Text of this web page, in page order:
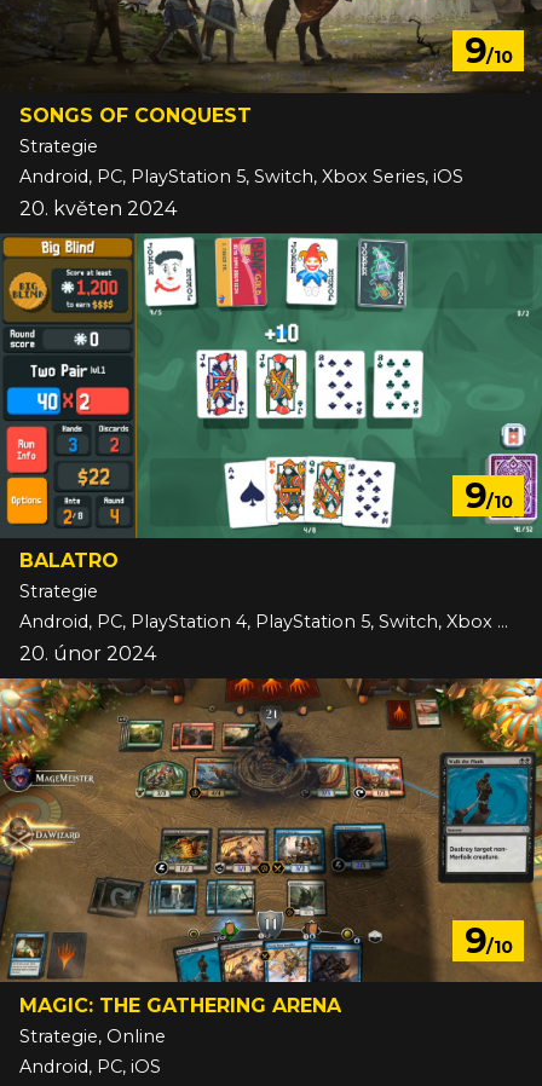
9/10
SONGS OF CONQUEST
Strategie
Android, PC, PlayStation 5, Switch, Xbox Series, iOS
20. květen 2024
9/10
BALATRO
Strategie
Android, PC, PlayStation 4, PlayStation 5, Switch, Xbox One, Xbox Series, iOS
20. únor 2024
9/10
MAGIC: THE GATHERING ARENA
Strategie, Online
Android, PC, iOS